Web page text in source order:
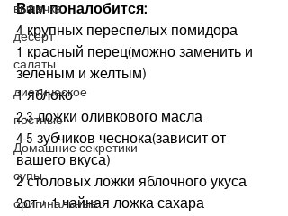
выпечка
десерт
салаты
диетическое
постные
Домашние секретики
супы
оригинальные
Вам поналобится:
4 крупных переспелых помидора
1 красный перец(можно заменить и
зеленым и желтым)
1 яблоко
2-3 ложки оливкового масла
4-5 зубчиков чеснока(зависит от
вашего вкуса)
2 столовых ложки яблочного укуса
2ст + 1 чайная ложка сахара